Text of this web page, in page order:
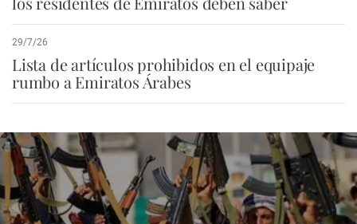
29/7/26
Lista de artículos prohibidos en el equipaje
rumbo a Emiratos Árabes